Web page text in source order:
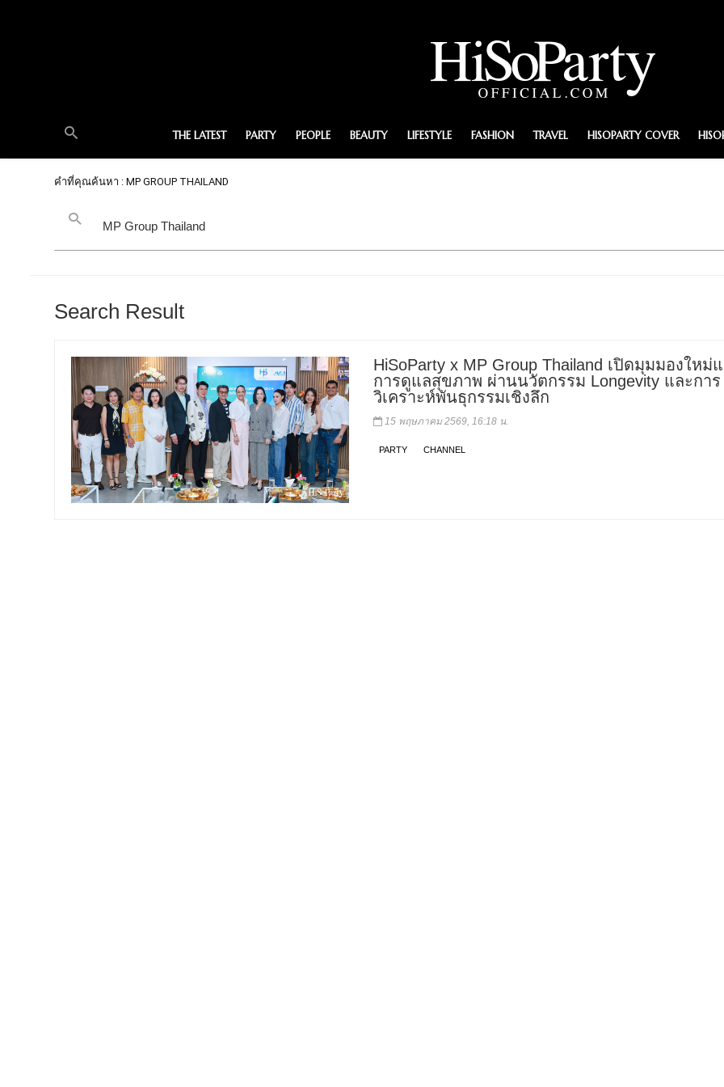
THE LATEST PARTY PEOPLE BEAUTY LIFESTYLE FASHION TRAVEL HISOPARTY COVER
คำที่คุณค้นหา : MP GROUP THAILAND
Search Result
HiSoParty x MP Group Thailand เปิดมุมมองใหม่
การดูแลสุขภาพ ผ่านนวัตกรรม Longevity และการ
วิเคราะห์พันธุกรรมเชิงลึก
15 พฤษภาคม 2569, 16:18 น.
PARTY CHANNEL